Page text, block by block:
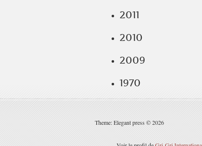
2011
2010
2009
1970
Theme: Elegant press © 2026